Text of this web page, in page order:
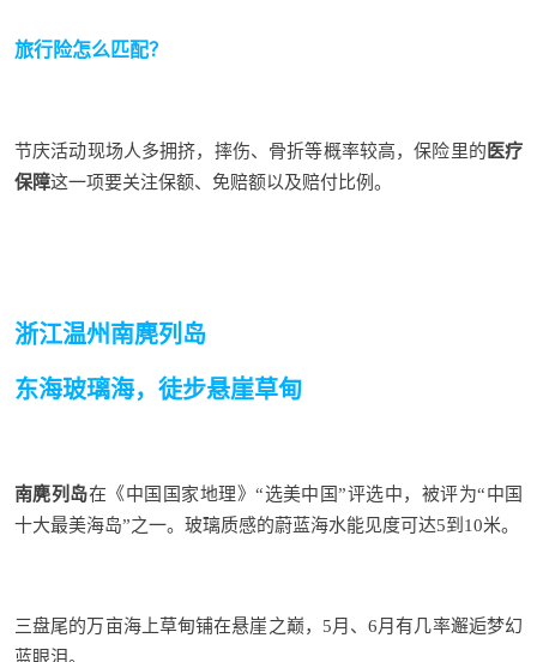
旅行险怎么匹配？
节庆活动现场人多拥挤，摔伤、骨折等概率较高，保险里的 医疗
保障这一项要关注保额、免赔额以及赔付比例。
浙江温州南麂列岛
东海玻璃海，徒步悬崖草甸
南麂列岛在《中国国家地理》“选美中国”评选中，被评为“中国
十大最美海岛”之一。玻璃质感的蔚蓝海水能见度可达5到10米。
三盘尾的万亩海上草甸铺在悬崖之巅，5月、6月有几率邂逅梦幻
蓝眼泪。